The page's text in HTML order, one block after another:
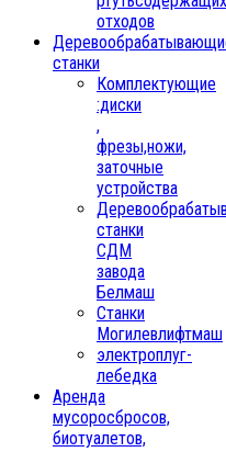
отходов
станки
Комплектующие
:диски
,
фрезы,ножи,
заточные
устройства
станки
СДМ
завода
Белмаш
Станки
Могилевлифтмаш
электроплуг-
лебедка
Аренда
мусоросбросов,
биотуалетов,